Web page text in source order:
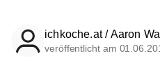
ichkoche.at / Aaron
veröffentlicht am